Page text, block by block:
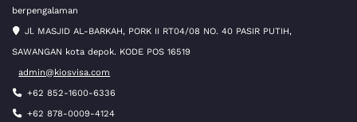
berpengalaman
Jl. MASJID AL-BARKAH, PORK II RT04/08 NO. 40 PASIR PUTIH,
SAWANGAN kota depok. KODE POS 16519
admin@kiosvisa.com
+62 852-1600-6336
+62 878-0009-4124